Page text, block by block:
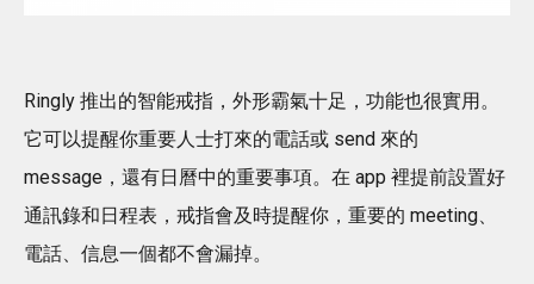
Ringly 推出的智能戒指，外形霸氣十足，功能也很實用。
它可以提醒你重要人士打來的電話或 send 來的
message，還有日曆中的重要事項。在 app 裡提前設置好
通訊錄和日程表，戒指會及時提醒你，重要的 meeting、
電話、信息一個都不會漏掉。